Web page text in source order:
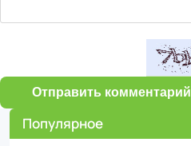
Отправить комментарий
Популярное